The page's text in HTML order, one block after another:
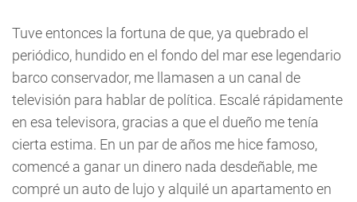
Tuve entonces la fortuna de que, ya quebrado el
periódico, hundido en el fondo del mar ese legendario
barco conservador, me llamasen a un canal de
televisión para hablar de política. Escalé rápidamente
en esa televisora, gracias a que el dueño me tenía
cierta estima. En un par de años me hice famoso,
comencé a ganar un dinero nada desdeñable, me
compré un auto de lujo y alquilé un apartamento en